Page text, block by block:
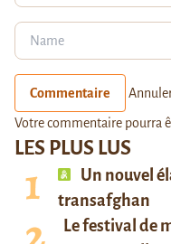
LES PLUS LUS
Un nouvel
transafghan
Le festival de
Commentaire
Votre commentaire pourra